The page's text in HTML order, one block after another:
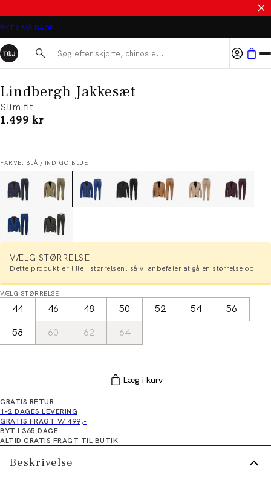
BYT I 365 DAGE
Søg her...
Lindbergh Jakkesæt
Slim fit
I alt (inkl. rabat)
1.499 kr
FARVE: BLÅ / INDIGO BLUE
VÆLG STØRRELSE
Dette produkt er lille i størrelsen, så vi anbefaler at gå en størrelse op.
VÆLG STØRRELSE
44 46 48 50 52 54
56
58
60 62 64
Læg i kurv
GRATIS RETUR
1-2 DAGES LEVERING
GRATIS FRAGT V/ 499,-
BYT I 365 DAGE
ALTID GRATIS FRAGT TIL BUTIK
Beskrivelse